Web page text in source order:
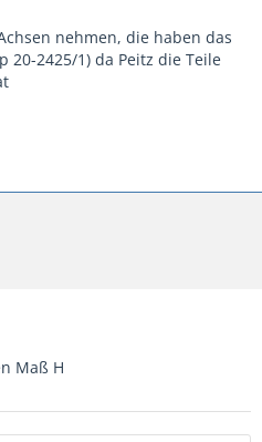
nehmen, die haben das
20-2425/1) da Peitz die Teile
Maß H